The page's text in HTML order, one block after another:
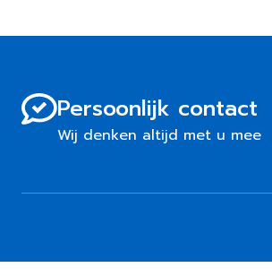
Persoonlijk contact
Wij denken altijd met u mee